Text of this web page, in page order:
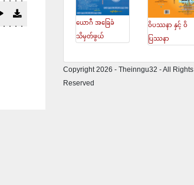
ယောဂီ အခြေခံ
သိမှတ်ဖွယ်
ဝိပဿနာ နှင့် ဝိ
ပြဿနာ
Copyright 2026 - Theinngu32 - All Rights
Reserved